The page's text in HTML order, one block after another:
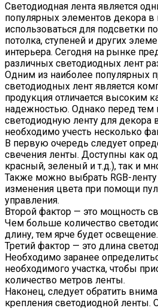
Светодиодная лента является
популярных элементов декора
использоваться для подсветки
потолка, ступеней и других
интерьера. Сегодня на рынке
различных светодиодных лент
Одним из наиболее популярных
светодиодных лент является
продукция отличается высоким
надежностью. Однако перед тем
светодиодную ленту для декора
необходимо учесть несколько
В первую очередь следует
свечения ленты. Доступны как
красный, зеленый и т.д.), так и
Также можно выбрать RGB-
изменения цвета при помощи
управления.
Второй фактор — это мощность
Чем больше количество
длину, тем ярче будет освещение.
Третий фактор — это длина
Необходимо заранее
необходимого участка, чтобы
количество метров ленты.
Наконец, следует обратить
крепления светодиодной ленты.